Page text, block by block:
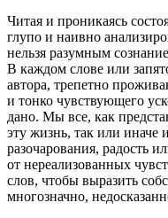
Читая и проникаясь
глупо и наивно
нельзя разумным
В каждом слове или
автора, трепетно
и тонко чувствующего
дано. Мы все, как
эту жизнь, так или иначе
разочарования, радость
от нереализованных
слов, чтобы выразить
многозначно,